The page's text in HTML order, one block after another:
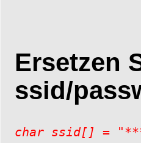
Ersetzen
ssid/
char ssid[] =